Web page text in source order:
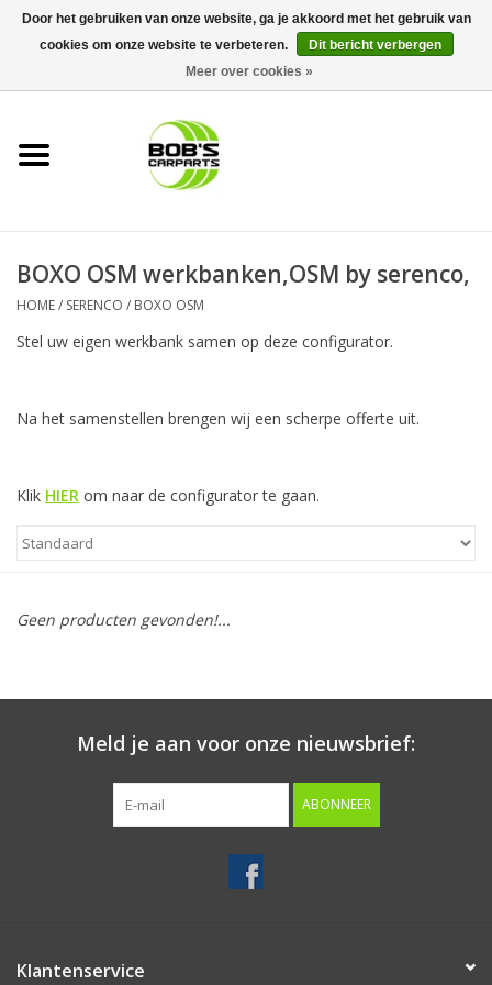
0 Artikelen - €0,00
KS TOOLS
Opbergsystemen
Foam sets
Starten & laden
Overige producten
Beta
BOXO OSM werkbanken,OSM by serenco,
HOME/ SERENCO / BOXO OSM
Stel uw eigen werkbank samen op deze configurator.
Na het samenstellen brengen wij een scherpe offerte uit.
Klik HIER om naar de configurator te gaan.
Geen producten gevonden!...
Meld je aan voor onze nieuwsbrief:
ABONNEER
Klantenservice
Door het gebruiken van onze website, ga je akkoord met het gebruik van
cookies om onze website te verbeteren.
Dit bericht verbergen
Meer over cookies »